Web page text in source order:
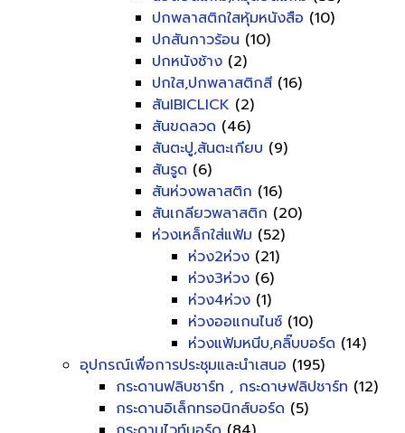
ปกพลาสติกใสหุ้มหนังสือ (10)
ปกสันกาวร้อน (10)
ปกหนังช้าง (2)
ปกใส,ปกพลาสติกสี (16)
สันIBICLICK (2)
สันขดลวด (46)
สันตะปู,สันตะเกียบ (9)
สันรูด (6)
สันห่วงพลาสติก (16)
สันเกลียวพลาสติก (20)
ห่วงเหล็กใส่แฟ้ม (52)
ห่วง2ห่วง (21)
ห่วง3ห่วง (6)
ห่วง4ห่วง (1)
ห่วงออแกนไนซ์ (10)
ห่วงแฟ้มหนีบ,คลิ๊บบอร์ด (14)
อุปกรณ์เพื่อการประชุมและนำเสนอ (195)
กระดานฟลิบชาร์ท , กระดาษฟลิปชาร์ท (12)
กระดานอิเล็กทรอนิกส์บอร์ด (5)